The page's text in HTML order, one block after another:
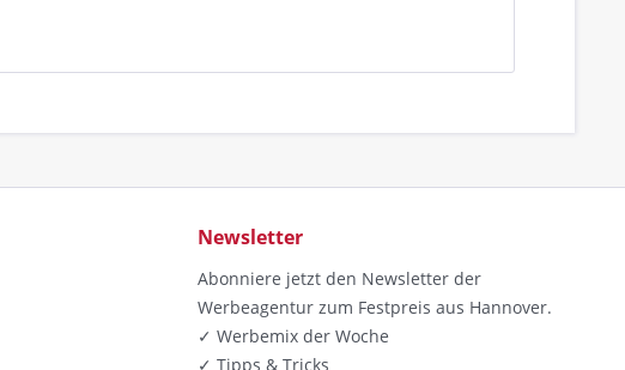
Newsletter
Abonniere jetzt den Newsletter der
Werbeagentur zum Festpreis aus Hannover.
✓ Werbemix der Woche
✓ Tipps & Tricks